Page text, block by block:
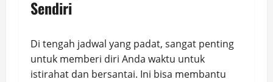
Sendiri
Di tengah jadwal yang padat, sangat penting
untuk memberi diri Anda waktu untuk
istirahat dan bersantai. Ini bisa membantu